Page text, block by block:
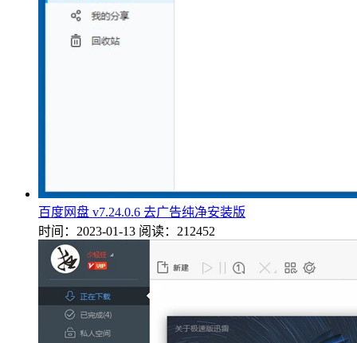
百度网盘 v7.24.0.6 去广告纯净安装版
时间：2023-01-13 阅读：212452